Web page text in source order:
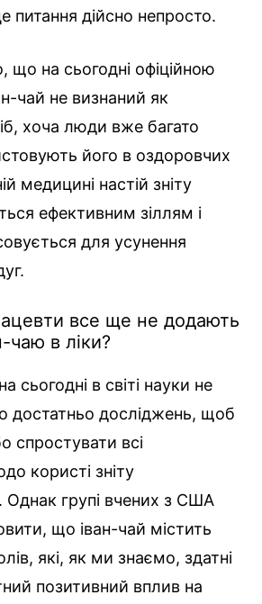
питання дійсно непросто.
що на сьогодні офіційною
чай не визнаний як
хоча люди вже багато
його в оздоровчих
медицині настій зніту
ефективним зіллям і
для усунення
все ще не додають
чаю в ліки?
сьогодні в світі науки не
достатньо досліджень, щоб
спростувати всі
користі зніту
Однак групі вчених з США
що іван-чай містить
які, як ми знаємо, здатні
позитивний вплив на